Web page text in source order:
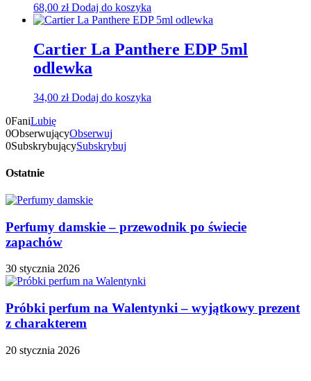
68,00 zł Dodaj do koszyka
Cartier La Panthere EDP 5ml
odlewka
34,00 zł Dodaj do koszyka
0FaniLubię
0ObserwującyObserwuj
0SubskrybującySubskrybuj
Ostatnie
Perfumy damskie – przewodnik po świecie
zapachów
30 stycznia 2026
Próbki perfum na Walentynki – wyjątkowy prezent
z charakterem
20 stycznia 2026